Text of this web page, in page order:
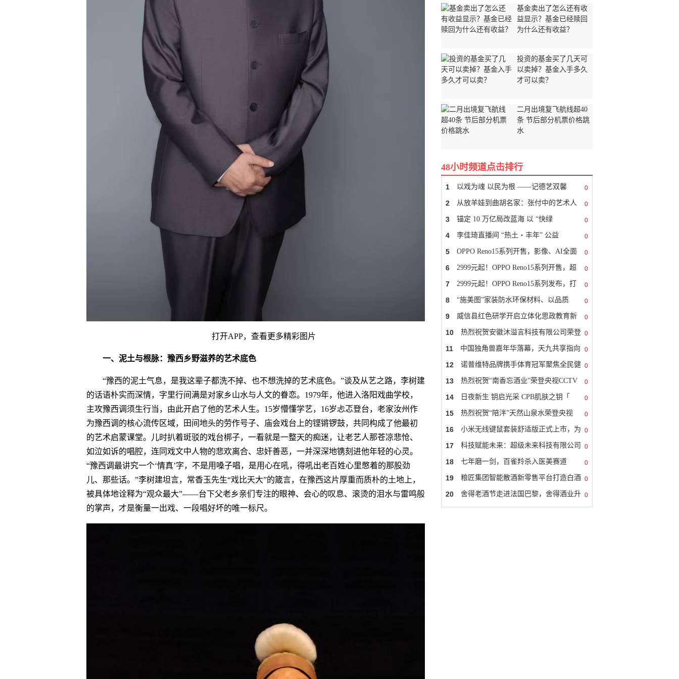
打开APP，查看更多精彩图片
一、泥土与根脉：豫西乡野滋养的艺术底色
“豫西的泥土气息，是我这辈子都洗不掉、也不想洗掉的艺术底色。”谈及从艺之路，李树建
的话语朴实而深情，字里行间满是对家乡山水与人文的眷恋。1979年，他进入洛阳戏曲学校，
主攻豫西调须生行当，由此开启了他的艺术人生。15岁懵懂学艺，16岁忐忑登台，老家汝州作
为豫西调的核心流传区域，田间地头的劳作号子、庙会戏台上的铿锵锣鼓，共同构成了他最初
的艺术启蒙课堂。儿时扒着斑驳的戏台梆子，一看就是一整天的痴迷，让老艺人那苍凉悲怆、
如泣如诉的唱腔，连同戏文中人物的悲欢离合、忠奸善恶，一并深深地镌刻进他年轻的心灵。
“豫西调最讲究一个‘情真’字，不是用嗓子唱，是用心在吼，得吼出老百姓心里憋着的那股劲
儿、那些话。”李树建坦言，常香玉先生“戏比天大”的箴言，在豫西这片厚重而质朴的土地上，
被具体地诠释为“观众最大”——台下父老乡亲们专注的眼神、会心的叹息、滚烫的泪水与雷鸣般
的掌声，才是衡量一出戏、一段唱好坏的唯一标尺。
基金卖出了怎么还有收
益显示？基金已经赎回
为什么还有收益？
投资的基金买了几天可
以卖掉？基金入手多久
才可以卖？
二月出境复飞航线超40
条 节后部分机票价格跳
水
48小时频道点击排行
0
1 以戏为魂 以民为根 ——记德艺双馨
0
2 从放羊娃到曲胡名家：张付中的艺术人
0
3 锚定 10 万亿局改蓝海 以 “快绿
0
4 李佳琦直播间 “热土・丰年” 公益
0
5 OPPO Reno15系列开售，影像、AI全面
0
6 2999元起！OPPO Reno15系列开售，超
0
7 2999元起！OPPO Reno15系列发布，打
0
8 “施美图”家装防水环保材料、以品质
0
9 威信县红色研学开启立体化思政教育新
0
10 热烈祝贺安徽沐溢言科技有限公司荣登
0
11 中国独角兽嘉年华落幕，天九共享指向
0
12 诺普维特品牌携手体育冠军聚焦全民健
0
13 热烈祝贺“南香忘酒业”荣登央视CCTV
0
14 日夜新生 钥启光采 CPB肌肤之钥「
0
15 热烈祝贺“陪泮”天然山泉水荣登央视
0
16 小米无线键鼠套装舒适版正式上市，为
0
17 科技赋能未来：超级未来科技有限公司
0
18 七年磨一剑，百雀羚杀入医美赛道
0
19 粮匠集团智能散酒新零售平台打造白酒
0
20 舍得老酒节走进法国巴黎，舍得酒业升